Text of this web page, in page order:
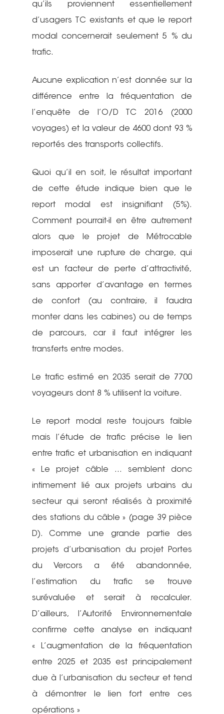
qu’ils proviennent essentiellement
d’usagers TC existants et que le report
modal concernerait seulement 5 % du
trafic.
Aucune explication n’est donnée sur la
différence entre la fréquentation de
l’enquête de l’O/D TC 2016 (2000
voyages) et la valeur de 4600 dont 93 %
reportés des transports collectifs.
Quoi qu’il en soit, le résultat important
de cette étude indique bien que le
report modal est insignifiant (5%).
Comment pourrait-il en être autrement
alors que le projet de Métrocable
imposerait une rupture de charge, qui
est un facteur de perte d’attractivité,
sans apporter d’avantage en termes
de confort (au contraire, il faudra
monter dans les cabines) ou de temps
de parcours, car il faut intégrer les
transferts entre modes.
Le trafic estimé en 2035 serait de 7700
voyageurs dont 8 % utilisent la voiture.
Le report modal reste toujours faible
mais l’étude de trafic précise le lien
entre trafic et urbanisation en indiquant
« Le projet câble … semblent donc
intimement lié aux projets urbains du
secteur qui seront réalisés à proximité
des stations du câble » (page 39 pièce
D). Comme une grande partie des
projets d’urbanisation du projet Portes
du Vercors a été abandonnée,
l’estimation du trafic se trouve
surévaluée et serait à recalculer.
D’ailleurs, l’Autorité Environnementale
confirme cette analyse en indiquant
« L’augmentation de la fréquentation
entre 2025 et 2035 est principalement
due à l’urbanisation du secteur et tend
à démontrer le lien fort entre ces
opérations »
Actualités
Actions Grand
Public
Convergences Vélo
Véloparade des
Véloparade des
Vélos blancs
Rando sans auto
Nous faire
intervenir
milieu professionnel
adulte
Vélo Égaux : Favoriser
Vélo École
Vélo Égaux : Favoriser
au vélo pour toutes et
Nos
Magazine ADTC-Infos
Association